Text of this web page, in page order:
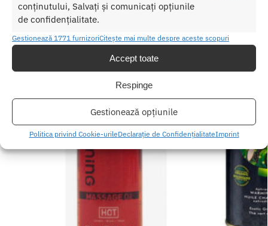
conținutului, Salvați și comunicați opțiunile
de confidențialitate.
Gestionează 1771 furnizoriCitește mai multe despre aceste scopuri
Accept toate
Respinge
Gestionează opțiunile
Politica privind Cookie-urileDeclarație de ConfidențialitateImprint
Produse similare